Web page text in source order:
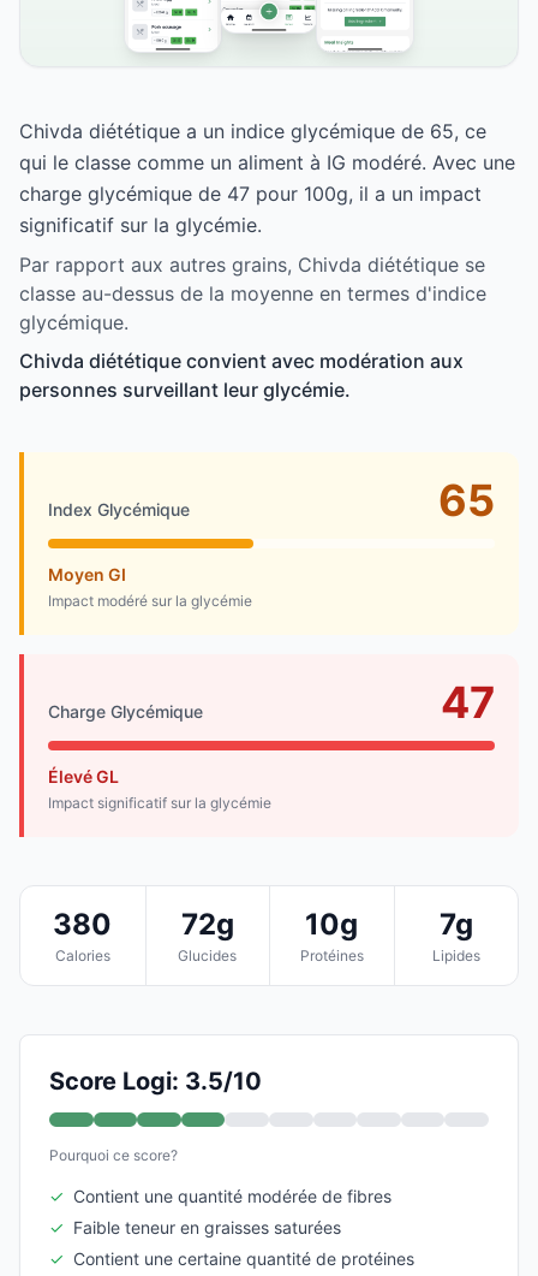
Chivda diététique a un indice glycémique de 65, ce
qui le classe comme un aliment à IG modéré. Avec une
charge glycémique de 47 pour 100g, il a un impact
significatif sur la glycémie.
Par rapport aux autres grains, Chivda diététique se
classe au-dessus de la moyenne en termes d'indice
glycémique.
Chivda diététique convient avec modération aux
personnes surveillant leur glycémie.
Index Glycémique 65
Moyen GI
Impact modéré sur la glycémie
Charge Glycémique 47
Élevé GL
Impact significatif sur la glycémie
380
Calories
72g
Glucides
10g
Protéines
7g
Lipides
Score Logi: 3.5/10
Pourquoi ce score?
✓ Contient une quantité modérée de fibres
✓ Faible teneur en graisses saturées
✓ Contient une certaine quantité de protéines